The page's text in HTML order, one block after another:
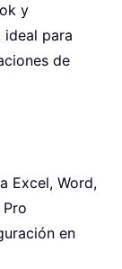
y
ideal para
de
Excel, Word,
en